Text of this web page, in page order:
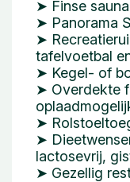
➤ Finse
➤ Panorama
➤
tafelvoetbal
➤ Kegel- of
➤ Overdekte
➤
➤
lactosevrij,
➤ Gezellig